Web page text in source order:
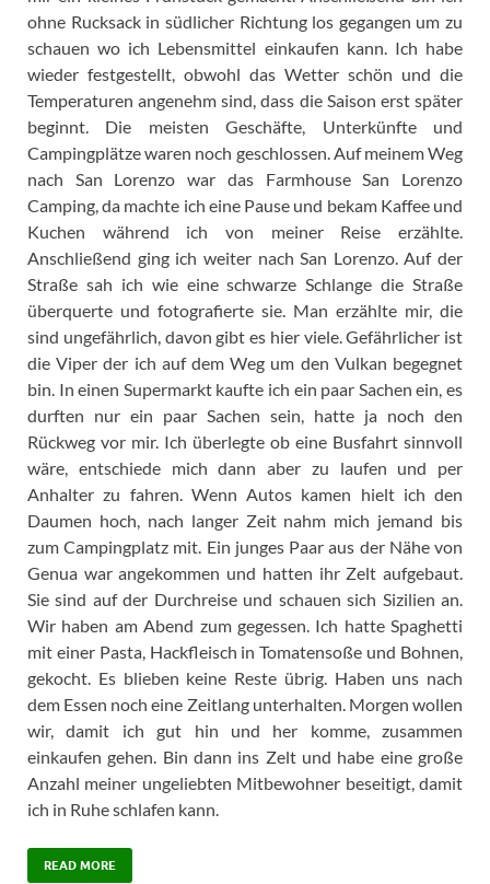
ohne Rucksack in südlicher Richtung los gegangen um zu
schauen wo ich Lebensmittel einkaufen kann. Ich habe
wieder festgestellt, obwohl das Wetter schön und die
Temperaturen angenehm sind, dass die Saison erst später
beginnt. Die meisten Geschäfte, Unterkünfte und
Campingplätze waren noch geschlossen. Auf meinem Weg
nach San Lorenzo war das Farmhouse San Lorenzo
Camping, da machte ich eine Pause und bekam Kaffee und
Kuchen während ich von meiner Reise erzählte.
Anschließend ging ich weiter nach San Lorenzo. Auf der
Straße sah ich wie eine schwarze Schlange die Straße
überquerte und fotografierte sie. Man erzählte mir, die
sind ungefährlich, davon gibt es hier viele. Gefährlicher ist
die Viper der ich auf dem Weg um den Vulkan begegnet
bin. In einen Supermarkt kaufte ich ein paar Sachen ein, es
durften nur ein paar Sachen sein, hatte ja noch den
Rückweg vor mir. Ich überlegte ob eine Busfahrt sinnvoll
wäre, entschiede mich dann aber zu laufen und per
Anhalter zu fahren. Wenn Autos kamen hielt ich den
Daumen hoch, nach langer Zeit nahm mich jemand bis
zum Campingplatz mit. Ein junges Paar aus der Nähe von
Genua war angekommen und hatten ihr Zelt aufgebaut.
Sie sind auf der Durchreise und schauen sich Sizilien an.
Wir haben am Abend zum gegessen. Ich hatte Spaghetti
mit einer Pasta, Hackfleisch in Tomatensoße und Bohnen,
gekocht. Es blieben keine Reste übrig. Haben uns nach
dem Essen noch eine Zeitlang unterhalten. Morgen wollen
wir, damit ich gut hin und her komme, zusammen
einkaufen gehen. Bin dann ins Zelt und habe eine große
Anzahl meiner ungeliebten Mitbewohner beseitigt, damit
ich in Ruhe schlafen kann.
READ MORE